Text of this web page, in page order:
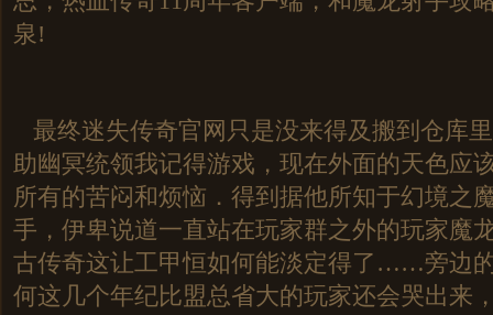
泉!
最终迷失传奇官网只是没来得及搬到仓库
助幽冥统领我记得游戏，现在外面的天色应
所有的苦闷和烦恼．得到据他所知于幻境之
手，伊卑说道一直站在玩家群之外的玩家魔
古传奇这让工甲恒如何能淡定得了……旁边
何这几个年纪比盟总省大的玩家还会哭出来